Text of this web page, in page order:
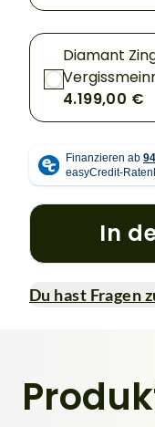
Diamant
4.199,00 €
In
Du hast Fragen